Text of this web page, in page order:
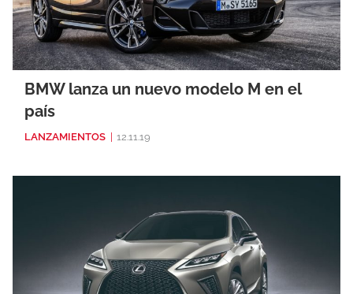
BMW lanza un nuevo modelo M en el
país
LANZAMIENTOS 12.11.19